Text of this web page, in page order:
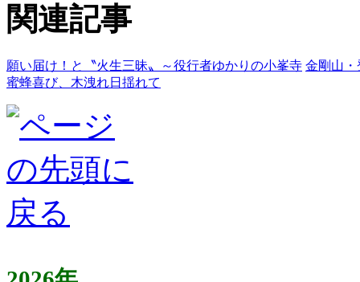
関連記事
願い届け！と〝火生三昧〟～役行者ゆかりの小峯寺 金剛山・
蜜蜂喜び、木洩れ日揺れて